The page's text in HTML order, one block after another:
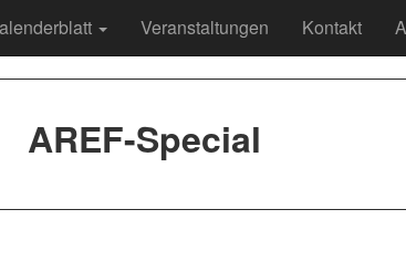
Veranstaltungen Kontakt
AREF-Special